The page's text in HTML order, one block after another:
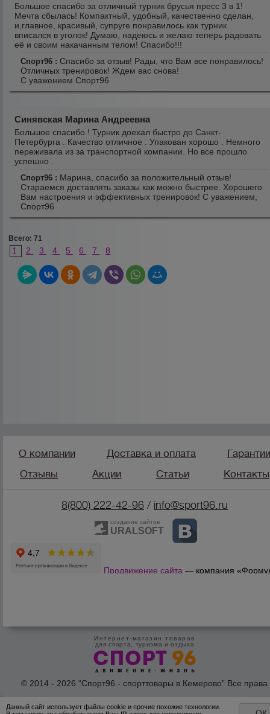
Большое спасибо за отличный турник брусья пресс 3 в 1!
Мечта сбылась! Компактный, удобный, качественно сделан,
и,главное, красивый, супруге понравилось как турник
вписался в уголок! Думаю, надеюсь и желаю теперь радовать
её и своим накачанным телом! Спасибо!!!
Спорт96 : Спасибо за отзыв! Рады, что Вам все понравилось!
Отличных тренировок! Ждем вас снова!
С уважением Спорт96
Синявская Марина Андреевна
Большое спасибо ! Турник доехал быстро до Санкт-
Петербурга . Качество отличное . Упакован хорошо . Немного
переживала из за транспортной компании. Но все прошло
успешно .
Спорт96 : Марина, спасибо за положительный отзыв!
Стараемся доставлять заказы как можно быстрее. Хорошего
Вам настроения и эффективных тренировок! С уважением,
Спорт96
Всего: 71
1 2 3 4 5 6 7 8
О компании Доставка и оплата
Отзывы
Акции Статьи Контакты
8(800) 222-42-96/ info@sport96.ru
создание сайтов
URALSOFT
Продвижение сайта — компания
Интернет-магазин товаров
для спорта, туризма и отдыха
© 2014 - 2026 “Спорт96 - спорттовары в Кемерово” Все права
Данный сайт использует файлы cookie и прочие похожие технологии.